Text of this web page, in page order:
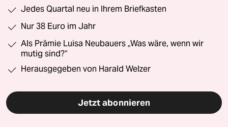
Jedes Quartal neu in Ihrem Briefkasten
Nur 38 Euro im Jahr
Als Prämie Luisa Neubauers „Was wäre, wenn wir
mutig sind?“
Herausgegeben von Harald Welzer
Jetzt abonnieren